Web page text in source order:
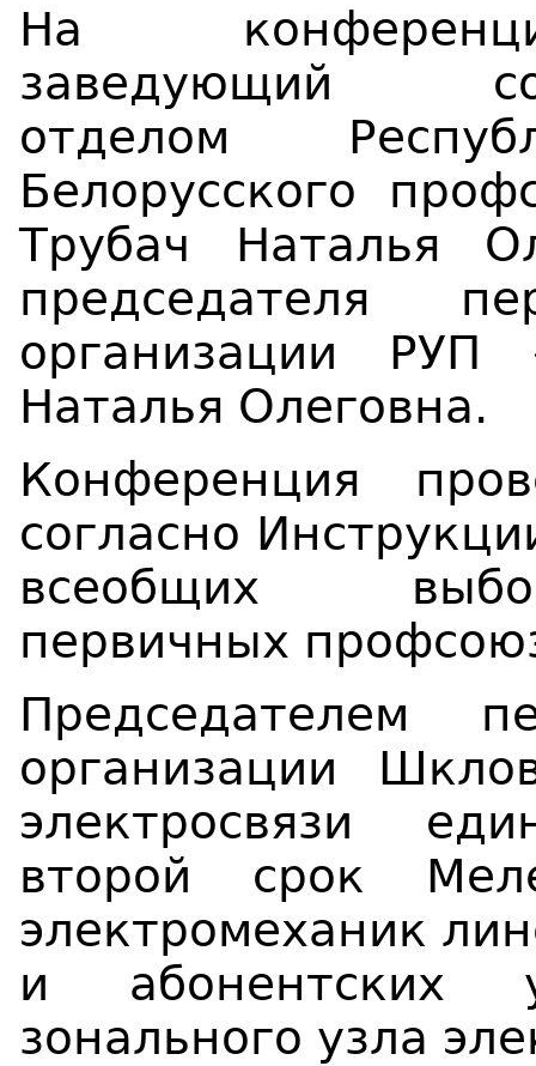
На
заведующий
отделом
Белорусского
Трубач Наталья
председателя
организации РУП
Наталья Олеговна.
Конференция
согласно
всеобщих
первичных
Председателем
организации
электросвязи
второй срок
электромеханик
и абонентских
зонального узла